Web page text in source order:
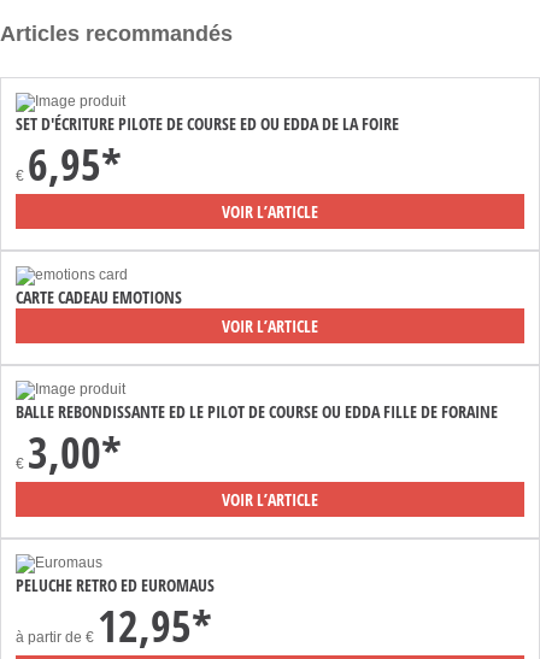
Articles recommandés
SET D'ÉCRITURE PILOTE DE COURSE ED OU EDDA DE LA FOIRE
€ 6,95*
VOIR L’ARTICLE
CARTE CADEAU EMOTIONS
VOIR L’ARTICLE
BALLE REBONDISSANTE ED LE PILOT DE COURSE OU EDDA FILLE DE FORAINE
€ 3,00*
VOIR L’ARTICLE
PELUCHE RETRO ED EUROMAUS
à partir de € 12,95*